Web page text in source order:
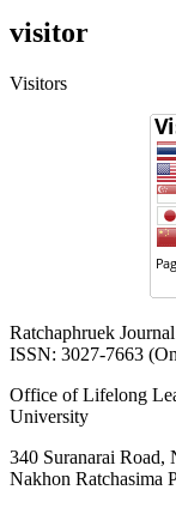
visitor
Visitors
Ratchaphruek Journal
ISSN: 3027-7663
Office of Lifelong
University
340 Suranarai
Nakhon Ratchasima